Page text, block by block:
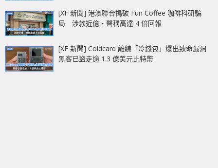
[XF 新聞] 港澳聯合搗破 Fun Coffee 咖啡科研騙
局 涉款近億‧聲稱高達 4 倍回報
[XF 新聞] Coldcard 離線「冷錢包」爆出致命漏洞
黑客已盜走逾 1.3 億美元比特幣